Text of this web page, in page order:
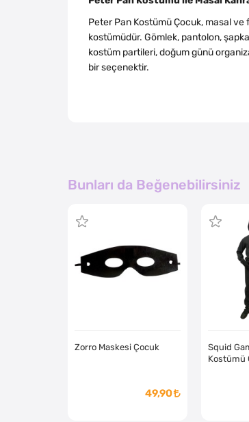
Peter Pan Kostümü Çocuk, masal
kostümüdür. Gömlek, pantolon,
kostüm partileri, doğum günü
bir seçenektir.
Bunları da Beğenebilirsiniz
Zorro Maskesi Çocuk
49,90
Squid
Kostümü